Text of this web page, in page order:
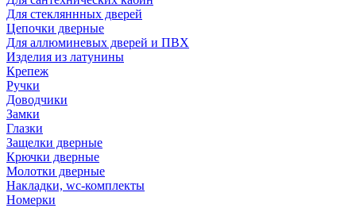
Для стекляннных дверей
Цепочки дверные
Для аллюминевых дверей и ПВХ
Изделия из латунины
Крепеж
Ручки
Доводчики
Замки
Глазки
Защелки дверные
Крючки дверные
Молотки дверные
Накладки, wc-комплекты
Номерки